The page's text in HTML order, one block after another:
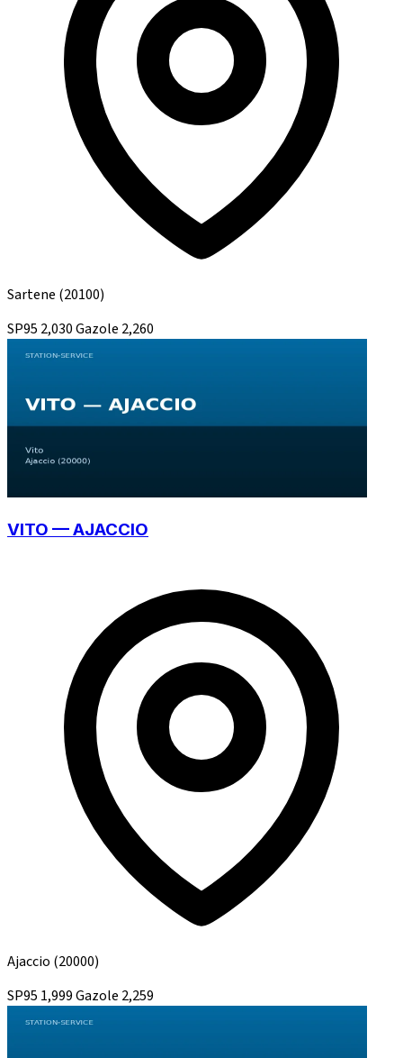
Sartene (20100)
SP95 2,030Gazole 2,260
VITO — AJACCIO
Ajaccio (20000)
SP95 1,999Gazole 2,259